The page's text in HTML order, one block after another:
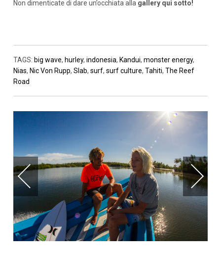
Non dimenticate di dare un’occhiata alla gallery qui sotto!
TAGS: big wave, hurley, indonesia, Kandui, monster energy,
Nias, Nic Von Rupp, Slab, surf, surf culture, Tahiti, The Reef
Road